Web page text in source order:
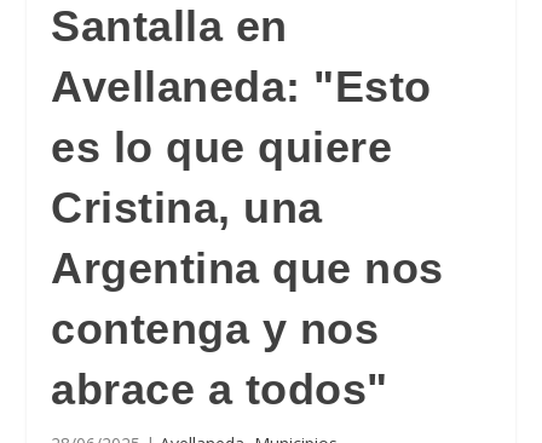
Santalla en
Avellaneda: "Esto
es lo que quiere
Cristina, una
Argentina que nos
contenga y nos
abrace a todos"